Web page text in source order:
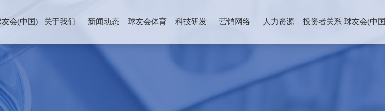
友会(中国) 关于我们 新闻动态 球友会体育 科技研发 营销网络 人力资源 投资者关系 球友会(中